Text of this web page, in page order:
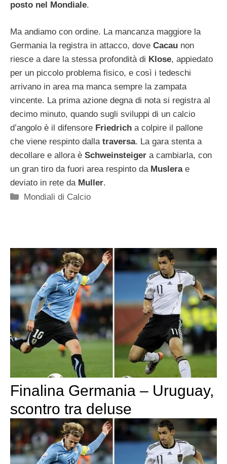
posto nel Mondiale.
Ma andiamo con ordine. La mancanza maggiore la
Germania la registra in attacco, dove Cacau non
riesce a dare la stessa profondità di Klose, appiedato
per un piccolo problema fisico, e così i tedeschi
arrivano in area ma manca sempre la zampata
vincente. La prima azione degna di nota si registra al
decimo minuto, quando sugli sviluppi di un calcio
d’angolo è il difensore Friedrich a colpire il pallone
che viene respinto dalla traversa. La gara stenta a
decollare e allora è Schweinsteiger a cambiarla, con
un gran tiro da fuori area respinto da Muslera e
deviato in rete da Muller.
Categorie
Mondiali di Calcio
Finalina Germania – Uruguay,
scontro tra deluse